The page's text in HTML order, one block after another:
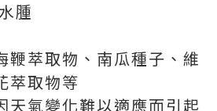
腫
鞭萃取物、南瓜種子、維
萃取物等
天氣變化難以適應而引起